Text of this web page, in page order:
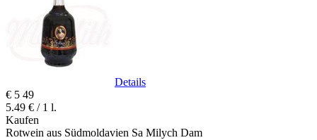
Details
€ 5 49
5.49 € / 1 l.
Kaufen
Rotwein aus Südmoldavien Sa Milych Dam